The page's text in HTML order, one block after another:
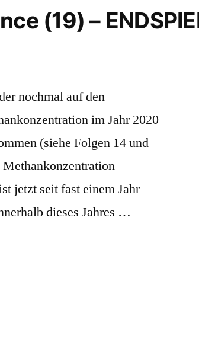
(19) –
nochmal auf den
im Jahr 2020
(siehe Folgen 14 und
jetzt seit fast einem Jahr
dieses Jahres …